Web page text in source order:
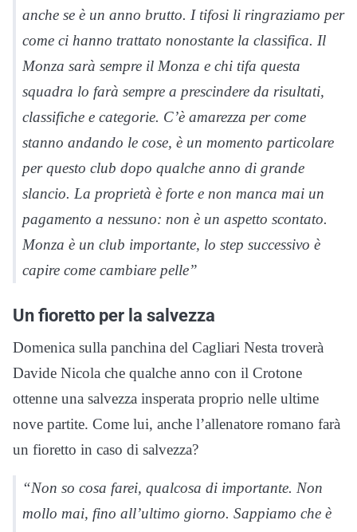
anche se è un anno brutto. I tifosi li ringraziamo per
come ci hanno trattato nonostante la classifica. Il
Monza sarà sempre il Monza e chi tifa questa
squadra lo farà sempre a prescindere da risultati,
classifiche e categorie. C’è amarezza per come
stanno andando le cose, è un momento particolare
per questo club dopo qualche anno di grande
slancio. La proprietà è forte e non manca mai un
pagamento a nessuno: non è un aspetto scontato.
Monza è un club importante, lo step successivo è
capire come cambiare pelle”
Un fioretto per la salvezza
Domenica sulla panchina del Cagliari Nesta troverà
Davide Nicola che qualche anno con il Crotone
ottenne una salvezza insperata proprio nelle ultime
nove partite. Come lui, anche l’allenatore romano farà
un fioretto in caso di salvezza?
“Non so cosa farei, qualcosa di importante. Non
mollo mai, fino all’ultimo giorno. Sappiamo che è